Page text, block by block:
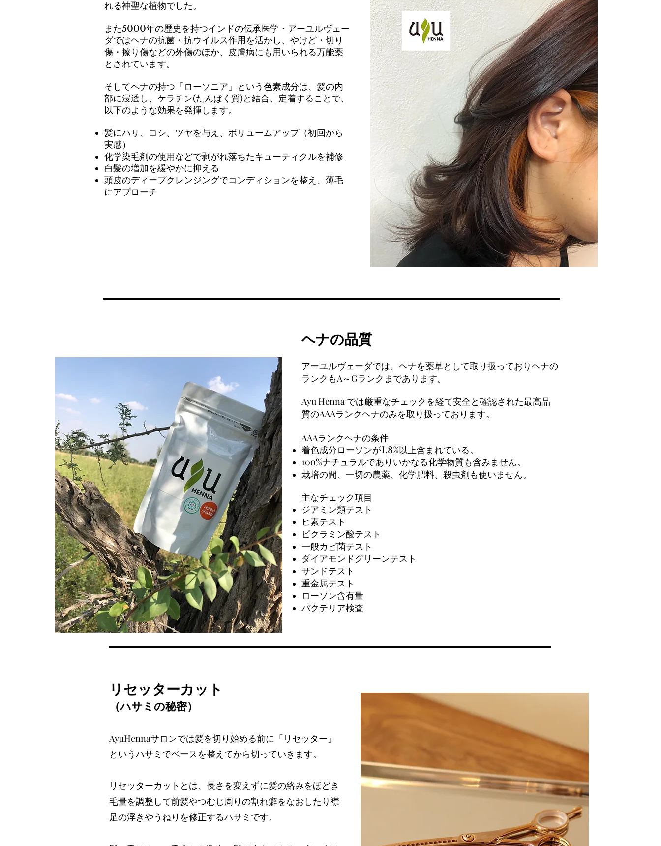
れる神聖な植物でした。
また5000年の歴史を持つインドの伝承医学・アーユルヴェー
ダではヘナの抗菌・抗ウイルス作用を活かし、やけど・切り
傷・擦り傷などの外傷のほか、皮膚病にも用いられる万能薬
とされています。
そしてヘナの持つ「ローソニア」という色素成分は、 髪の内
部に浸透し、ケラチン(たんぱく質)と結合、定着することで、
以下のような効果を発揮します。
髪にハリ、コシ、ツヤを与え 、 ボリュームアップ（初回から
実感）
化学染毛剤の使用などで剥がれ落ちたキューティクルを補修
白髪の増加を緩やかに抑える
頭皮のディープクレンジングでコンディションを整え、薄毛
にアプローチ
ヘナの品質
アーユルヴェーダでは、ヘナを薬草として取り扱っておりヘナの
ランクもA～Gランクまであります。
Ayu Henna では厳重なチェックを経て安全と確認された最高品
質のAAAランクヘナのみを取り扱っております。
AAAランクヘナの条件
着色成分ローソンが1.8%以上含まれている。
100%ナチュラルでありいかなる化学物質も含みません。
栽培の間、一切の農薬、化学肥料、殺虫剤も使いません。
主なチェック項目
ジアミン類テスト
ヒ素テスト
ピクラミン酸テスト
一般カビ菌テスト
ダイアモンドグリーンテスト
サンドテスト
重金属テスト
ローソン含有量
バクテリア検査
リセッターカット
（ハサミの秘密）
AyuHennaサロンでは髪を切り始める前に「リセッター」
というハサミでベースを整えてから切っていきます。
リセッターカットとは、長さを変えずに髪の絡みをほどき
毛量を調整して前髪やつむじ周 りの割れ癖をなおしたり襟
足の浮きやうねりを修正するハサミです。